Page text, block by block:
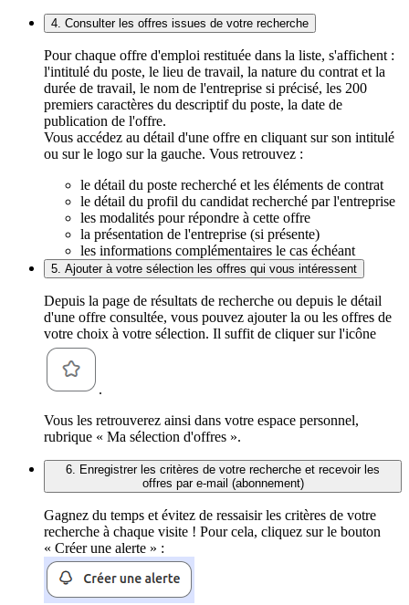
4. Consulter les offres issues de votre recherche
Pour chaque offre d'emploi restituée dans la liste, s'affichent :
l'intitulé du poste, le lieu de travail, la nature du contrat et la
durée de travail, le nom de l'entreprise si précisé, les 200
premiers caractères du descriptif du poste, la date de
publication de l'offre.
Vous accédez au détail d'une offre en cliquant sur son intitulé
ou sur le logo sur la gauche. Vous retrouvez :
le détail du poste recherché et les éléments de contrat
le détail du profil du candidat recherché par l'entreprise
les modalités pour répondre à cette offre
la présentation de l'entreprise (si présente)
les informations complémentaires le cas échéant
5. Ajouter à votre sélection les offres qui vous intéressent
Depuis la page de résultats de recherche ou depuis le détail
d'une offre consultée, vous pouvez ajouter la ou les offres de
votre choix à votre sélection. Il suffit de cliquer sur l'icône
.
Vous les retrouverez ainsi dans votre espace personnel,
rubrique « Ma sélection d'offres ».
6. Enregistrer les critères de votre recherche et recevoir les
offres par e-mail (abonnement)
Gagnez du temps et évitez de ressaisir les critères de votre
recherche à chaque visite ! Pour cela, cliquez sur le bouton
« Créer une alerte » :